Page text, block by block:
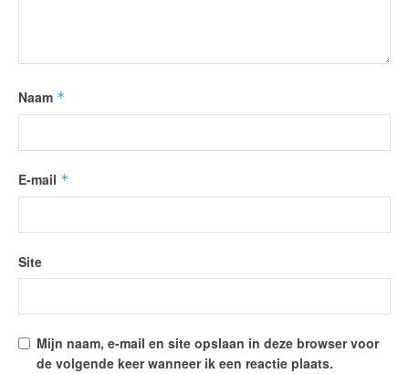
Naam *
E-mail *
Site
Mijn naam, e-mail en site opslaan in deze browser voor
de volgende keer wanneer ik een reactie plaats.